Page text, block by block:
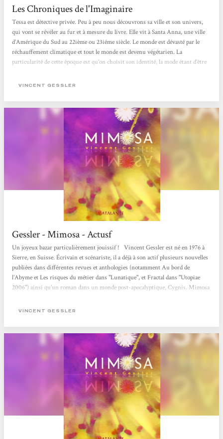
Les Chroniques de l'Imaginaire
Tessa est détective privée. Peu à peu nous découvrons sa ville et son univers,
qui vont se révéler au fur et à mesure du livre. Elle vit à Santa Anna, une ville
d’Amérique du Sud au 22ième ou 23iéme siècle. Le monde est dévasté par le
réchauffement climatique et tout le monde est devenu végétarien. La
particularité de cette époque est qu’on choisit son identité, la mode étant d’être
allons croiser...
VINCENT GESSLER
Gessler - Mimosa - Actusf
Un joyeux bazar particulièrement jouissif ! Vincent Gessler est né en 1976 à
Sierre, en Suisse. Écrivain et scénariste, il a déjà à son actif plusieurs nouvelles
publiées dans différentes revues et anthologies (notamment Au bord de
l’Abyme et Les risques du métier dans "Lunatique", et Fractal dans "Utopiae
2006") ainsi qu’un roman dans un monde post-apocalyptique, Cygnis. Mimosa
est d’être le sosie d’un personnage célèbre...
VINCENT GESSLER